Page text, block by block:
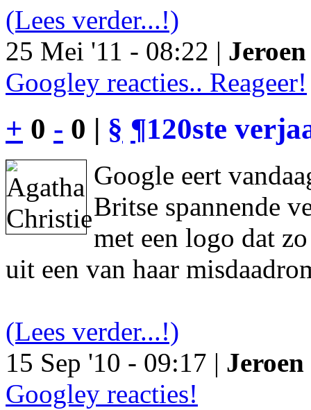
(Lees verder...!)
25 Mei '11 - 08:22 |
Googley reacties.. Reageer!
+ 0 - 0 | § ¶120ste
Google eert
Britse spannende
met een logo dat
uit een van haar
(Lees verder...!)
15 Sep '10 - 09:17 |
Googley reacties!